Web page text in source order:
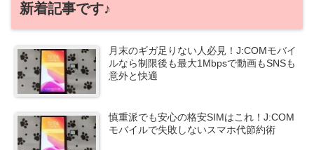
新着記事です♪
月末のギガ足りない人必見！J:COMモバイ
ルなら制限後も最大1Mbpsで動画もSNSも
意外と快適
慎重派でも安心の格安SIMはこれ！J:COM
モバイルで失敗しないスマホ代節約術